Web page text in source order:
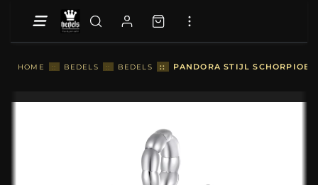
HOME :: BEDELS :: BEDELS :: PANDORA STIJL